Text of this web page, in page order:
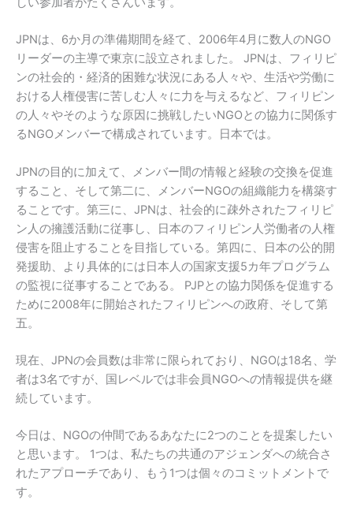
JPNは、6か月の準備期間を経て、2006年4月に数人のNGO
リーダーの主導で東京に設立されました。 JPNは、フィリピ
ンの社会的・経済的困難な状況にある人々や、生活や労働に
おける人権侵害に苦しむ人々に力を与えるなど、フィリピン
の人々やそのような原因に挑戦したいNGOとの協力に関係す
るNGOメンバーで構成されています。日本では。
JPNの目的に加えて、メンバー間の情報と経験の交換を促進
すること、そして第二に、メンバーNGOの組織能力を構築す
ることです。第三に、JPNは、社会的に疎外されたフィリピ
ン人の擁護活動に従事し、日本のフィリピン人労働者の人権
侵害を阻止することを目指している。第四に、日本の公的開
発援助、より具体的には日本人の国家支援5カ年プログラム
の監視に従事することである。 PJPとの協力関係を促進する
ために2008年に開始されたフィリピンへの政府、そして第
五。
現在、JPNの会員数は非常に限られており、NGOは18名、学
者は3名ですが、国レベルでは非会員NGOへの情報提供を継
続しています。
今日は、NGOの仲間であるあなたに2つのことを提案したい
と思います。 1つは、私たちの共通のアジェンダへの統合さ
れたアプローチであり、もう1つは個々のコミットメントで
す。